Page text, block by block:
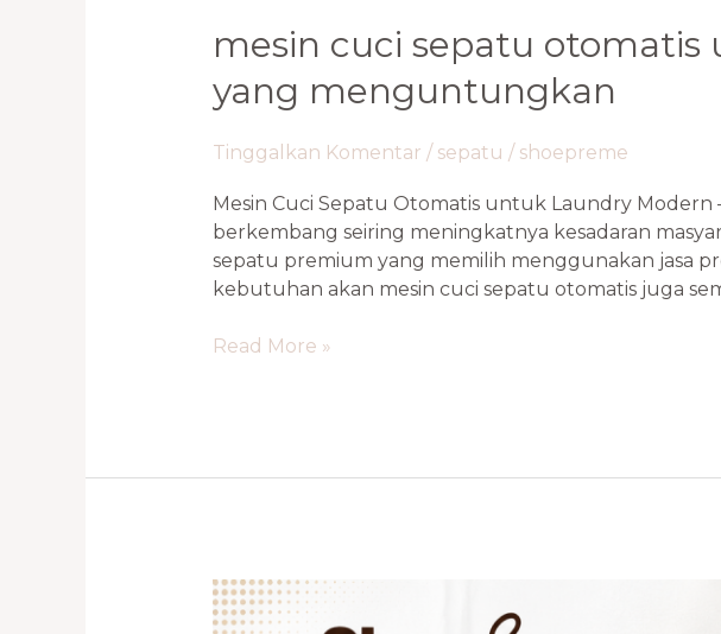
mesin cuci sepatu otomatis
yang menguntungkan
Tinggalkan Komentar / sepatu / shoepreme
Mesin Cuci Sepatu Otomatis untuk Laundry
berkembang seiring meningkatnya kesadaran
sepatu premium yang memilih menggunakan jasa
kebutuhan akan mesin cuci sepatu otomatis juga
Read More »
Paket
Usaha